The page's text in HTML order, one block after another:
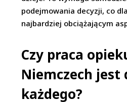
podejmowania decyzji, co
najbardziej obciążającym
Czy praca
Niemczech jest
każdego?